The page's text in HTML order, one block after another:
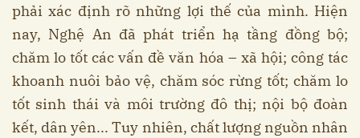
phải xác định rõ những lợi thế của mình. Hiện
nay, Nghệ An đã phát triển hạ tầng đồng bộ;
chăm lo tốt các vấn đề văn hóa – xã hội; công tác
khoanh nuôi bảo vệ, chăm sóc rừng tốt; chăm lo
tốt sinh thái và môi trường đô thị; nội bộ đoàn
kết, dân yên... Tuy nhiên, chất lượng nguồn nhân